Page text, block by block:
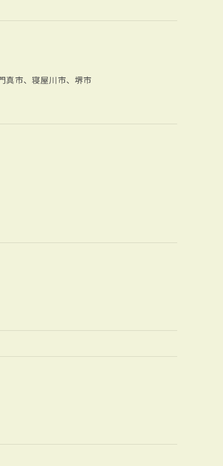
真市、寝屋川市、堺市